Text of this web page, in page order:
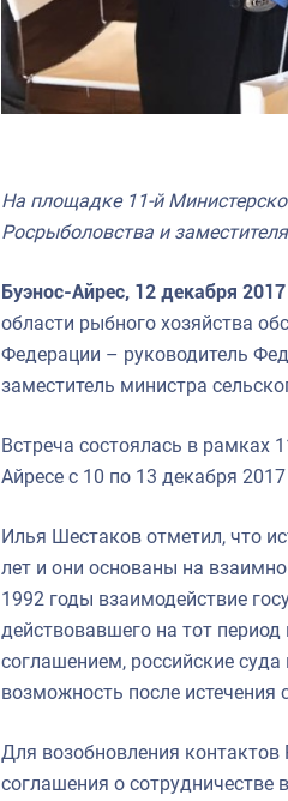
На площадке 11-й
Росрыболовства и
Буэнос-Айрес, 12 декабря
области рыбного хозяйства
Федерации – руководитель
заместитель министра
Встреча состоялась в рамках
Айресе с 10 по 13 декабря 2017
Илья Шестаков отметил, что
лет и они основаны на
1992 годы взаимодействие
действовавшего на тот
соглашением, российские
возможность после истечения
Для возобновления контактов
соглашения о сотрудничестве